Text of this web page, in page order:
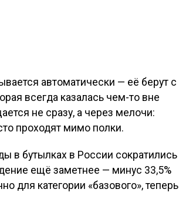
автоматически — её берут с
всегда казалась чем-то вне
не сразу, а через мелочи:
проходят мимо полки.
в бутылках в России сократились
ещё заметнее — минус 33,5%
для категории «базового», теперь